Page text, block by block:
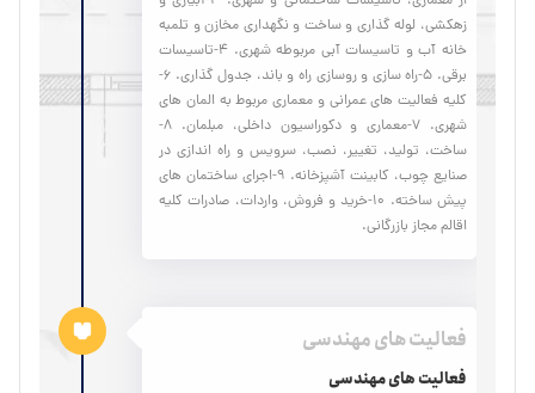
زهکشی، لوله گذاری و ساخت و نگهداری مخازن و تلمبه
خانه آب و تاسیسات آبی مربوطه شهری. 4-تاسیسات
برقی. 5-راه سازی و روسازی راه و باند، جدول گذاری. 6-
کلیه فعالیت های عمرانی و معماری مربوط به المان های
ساخت، تولید، تغییر، نصب، سرویس و راه اندازی در
صنایع چوب، کابینت آشپزخانه. 9-اجرای ساختمان های
پیش ساخته. 10-خرید و فروش، واردات، صادرات کلیه
اقالم مجاز بازرگانی.
فعالیت های مهندسی
فعالیت های مهندسی